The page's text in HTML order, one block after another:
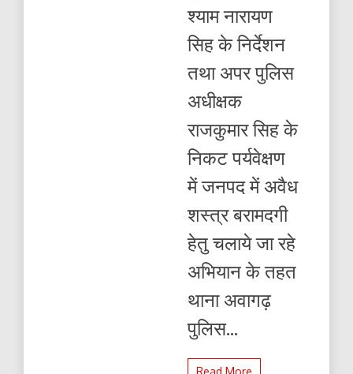
अवैध
असलहा
कारतूस
किया
गिरफ्तार
श्याम नारायण
सिह के निर्देशन
तथा अपर पुलिस
अधीक्षक
राजकुमार सिह के
निकट पर्यवेक्षण
में जनपद में अवैध
शस्त्र बरामदगी
हेतु चलाये जा रहे
अभियान के तहत
थाना अवागढ़
पुलिस...
Read More